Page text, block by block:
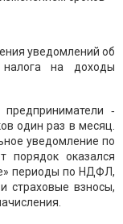
уведомлений об
налога на доходы
‑
один раз в месяц.
уведомление по
порядок оказался
периоды по НДФЛ,
страховые взносы,